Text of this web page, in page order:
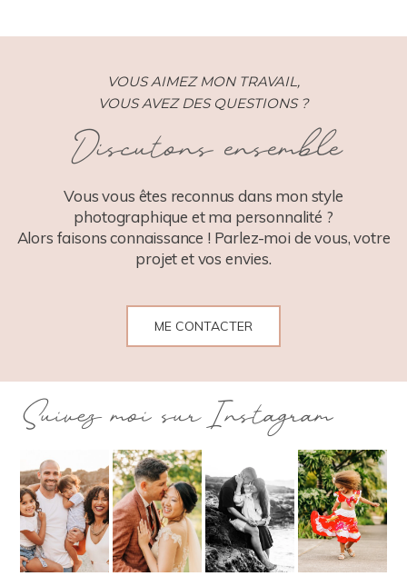
VOUS AIMEZ MON TRAVAIL,
VOUS AVEZ DES QUESTIONS ?
Discutons ensemble
Vous vous êtes reconnus dans mon style
photographique et ma personnalité ?
Alors faisons connaissance ! Parlez-moi de vous, votre
projet et vos envies.
ME CONTACTER
Suivez moi sur Instagram